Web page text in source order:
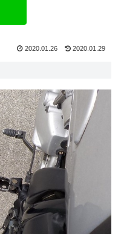
2020.01.26 2020.01.29